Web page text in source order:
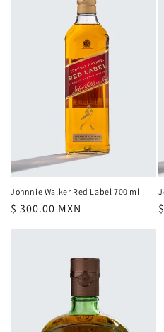
Johnnie Walker Red Label 700 ml
Precio
$ 300.00 MXN